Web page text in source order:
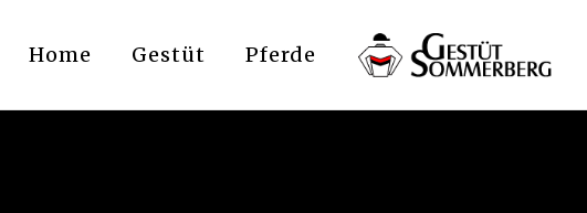
Home Gestüt Pferde